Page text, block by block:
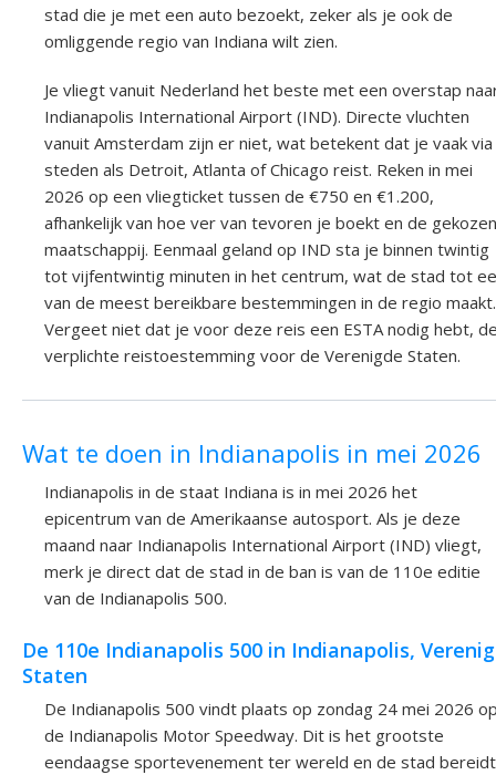
stad die je met een auto bezoekt, zeker als je ook de
omliggende regio van Indiana wilt zien.
Je vliegt vanuit Nederland het beste met een overstap
Indianapolis International Airport (IND). Directe vluchten
vanuit Amsterdam zijn er niet, wat betekent dat je vaak via
steden als Detroit, Atlanta of Chicago reist. Reken in mei
2026 op een vliegticket tussen de €750 en €1.200,
afhankelijk van hoe ver van tevoren je boekt en de gekozen
maatschappij. Eenmaal geland op IND sta je binnen twintig
tot vijfentwintig minuten in het centrum, wat de stad tot
van de meest bereikbare bestemmingen in de regio maakt.
Vergeet niet dat je voor deze reis een ESTA nodig hebt,
verplichte reistoestemming voor de Verenigde Staten.
Wat te doen in Indianapolis in mei 2026
Indianapolis in de staat Indiana is in mei 2026 het
epicentrum van de Amerikaanse autosport. Als je deze
maand naar Indianapolis International Airport (IND) vliegt,
merk je direct dat de stad in de ban is van de 110e editie
van de Indianapolis 500.
De 110e Indianapolis 500 in Indianapolis,
Staten
De Indianapolis 500 vindt plaats op zondag 24 mei 2026
de Indianapolis Motor Speedway. Dit is het grootste
eendaagse sportevenement ter wereld en de stad bereidt